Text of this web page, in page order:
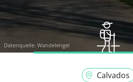
Datenquelle: Wandelengel
Calvados